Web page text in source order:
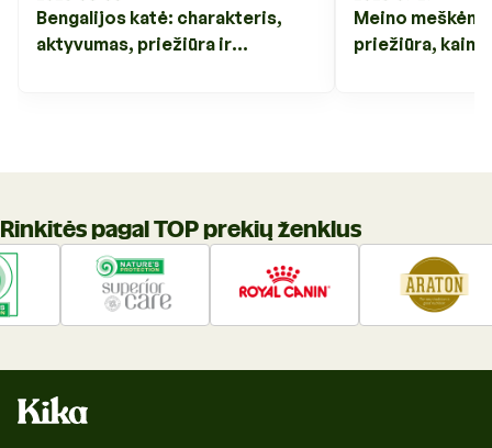
Bengalijos katė: charakteris,
aktyvumas, priežiūra ir
Meino
priežiūra, kaina
Rinkitės pagal TOP prekių ženklus